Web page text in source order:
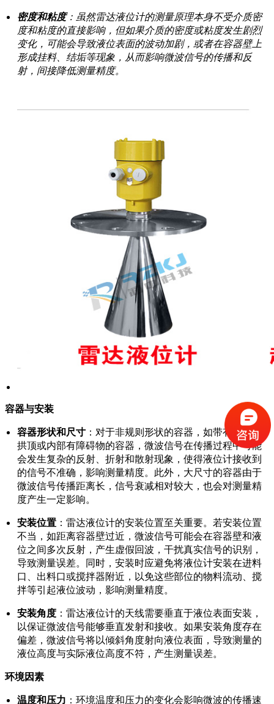
密度和粘度：虽然雷达液位计的测量原理本身不受介质密
度和粘度的直接影响，但如果介质的密度或粘度发生剧烈
变化，可能会导致液位表面的波动加剧，或者在容器壁上
形成挂料、结垢等现象，从而影响微波信号的传播和反
射，间接降低测量精度。
容器与安装
容器形状和尺寸 ：对于非规则形状的容器，如带有锥底、
拱顶或内部有障碍物的容器，微波信号在传播过程中可能
会发生复杂的反射、折射和散射现象，使得液位计接收到
的信号不准确，影响测量精度。此外，大尺寸的容器由于
微波信号传播距离长，信号衰减相对较大，也会对测量精
度产生一定影响。
安装位置 ：雷达液位计的安装位置至关重要。若安装位置
不当，如距离容器壁过近，微波信号可能会在容器壁和液
位之间多次反射，产生虚假回波，干扰真实信号的识别，
导致测量误差。同时，安装时应避免将液位计安装在进料
口、出料口或搅拌器附近，以免这些部位的物料流动、搅
拌等引起液位波动，影响测量精度。
安装角度 ：雷达液位计的天线需要垂直于液位表面安装，
以保证微波信号能够垂直发射和接收。如果安装角度存在
偏差，微波信号将以倾斜角度射向液位表面，导致测量的
液位高度与实际液位高度不符，产生测量误差。
环境因素
温度和压力 ：环境温度和压力的变化会影响微波的传播速